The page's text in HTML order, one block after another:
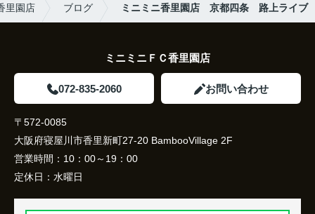
里園店 ブログ ミニミニ香里園店 京都四条 路上ライブ
ミニミニＦＣ香里園店
072-835-2060 お問い合わせ
〒572-0085
大阪府寝屋川市香里新町27-20 BambooVillage 2F
営業時間： 10：00～19：00
定休日： 水曜日